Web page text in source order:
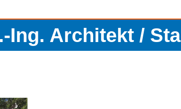
Ing. Architekt /